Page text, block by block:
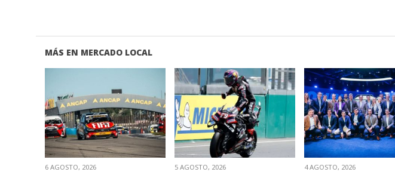
MÁS EN MERCADO LOCAL
VER NOTA
6 AGOSTO, 2026
VER NOTA
5 AGOSTO, 2026
VER NOTA
4 AGOSTO, 2026